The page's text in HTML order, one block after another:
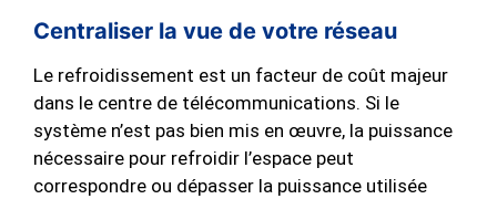
Centraliser la vue de votre réseau
Le refroidissement est un facteur de coût majeur
dans le centre de télécommunications. Si le
système n’est pas bien mis en œuvre, la puissance
nécessaire pour refroidir l’espace peut
correspondre ou dépasser la puissance utilisée